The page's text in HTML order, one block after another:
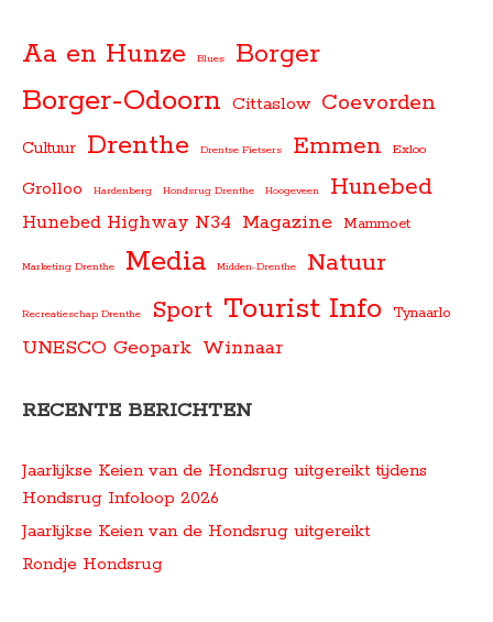
Aa en Hunze Blues Borger
Borger-Odoorn Cittaslow Coevorden
Cultuur Drenthe Drentse Fietsers Emmen Exloo
Grolloo Hardenberg Hondsrug Drenthe Hoogeveen Hunebed
Hunebed Highway N34 Magazine Mammoet
Marketing Drenthe Media Midden-Drenthe Natuur
Recreatieschap Drenthe Sport Tourist Info Tynaarlo
UNESCO Geopark Winnaar
RECENTE BERICHTEN
Jaarlijkse Keien van de Hondsrug uitgereikt tijdens
Hondsrug Infoloop 2026
Jaarlijkse Keien van de Hondsrug uitgereikt
Rondje Hondsrug